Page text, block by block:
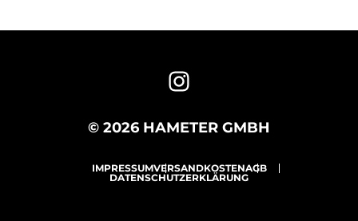
© 2026 HAMETER GMBH
IMPRESSUMVERSANDKOSTENAGB
DATENSCHUTZERKLÄRUNG